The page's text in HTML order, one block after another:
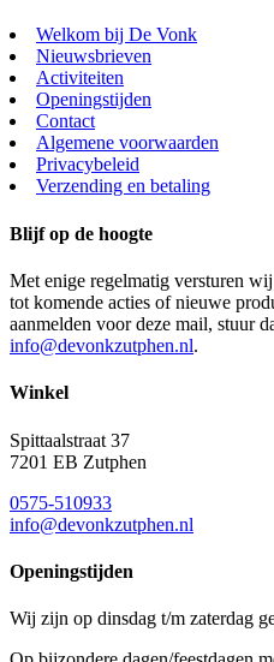
Welkom bij De Vonk
Nieuwsbrieven
Activiteiten
Openingstijden
Contact
Algemene voorwaarden
Privacybeleid
Verzending en betaling
Blijf op de hoogte
Met enige regelmatig versturen
tot komende acties of nieuwe
aanmelden voor deze mail, stuur
info@devonkzutphen.nl.
Winkel
Spittaalstraat 37
7201 EB Zutphen
0575-510933
info@devonkzutphen.nl
Openingstijden
Wij zijn op dinsdag t/m zaterdag